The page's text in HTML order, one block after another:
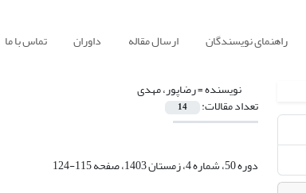
راهنمای نویسندگان ارسال مقاله داوران تماس با ما
نویسنده =رضاپور، مهدی
تعداد مقالات: 14
دوره 50، شماره 4، زمستان 1403، صفحه
115-124